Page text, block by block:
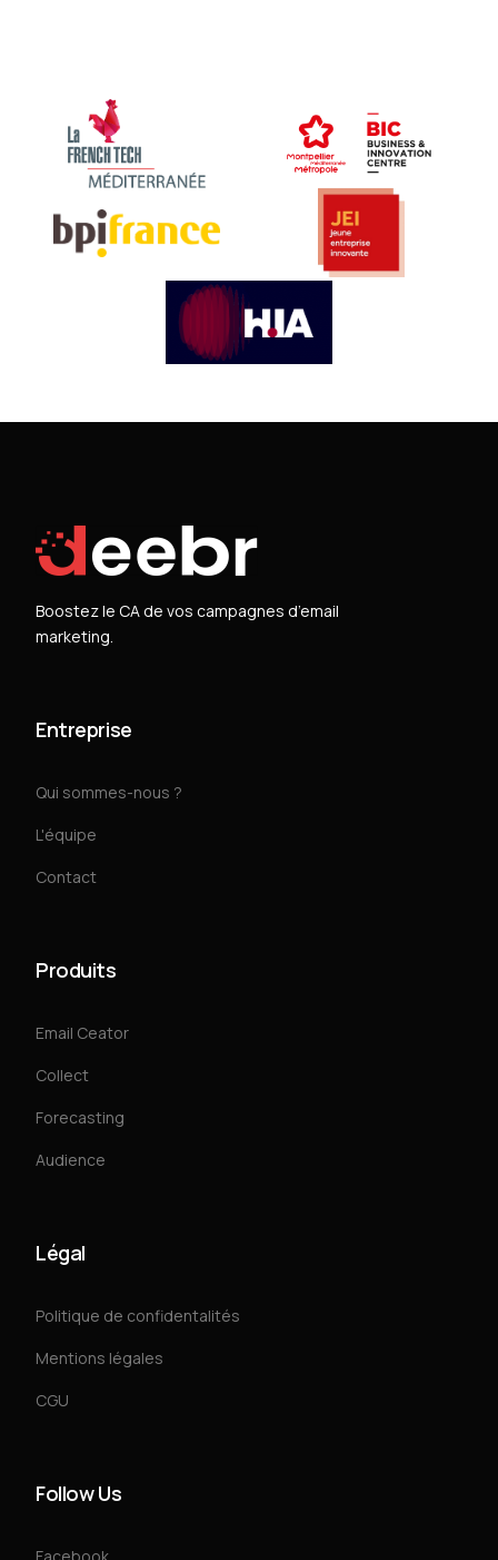
Boostez le CA de vos campagnes d’email
marketing.
Entreprise
Qui sommes-nous ?
L'équipe
Contact
Produits
Email Ceator
Collect
Forecasting
Audience
Légal
Politique de confidentalités
Mentions légales
CGU
Follow Us